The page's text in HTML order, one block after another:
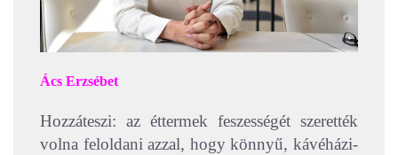
Ács Erzsébet
Hozzáteszi: az éttermek feszességét szerették
volna feloldani azzal, hogy könnyű, kávéházi-